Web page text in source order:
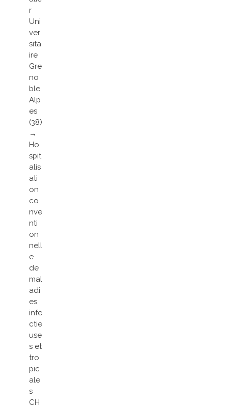
r
Uni
ver
sita
ire
Gre
no
ble
Alp
es
(38)
→
Ho
spit
alis
ati
on
co
nve
nti
on
nell
e
de
mal
adi
es
infe
ctie
use
s et
tro
pic
ale
s
CH